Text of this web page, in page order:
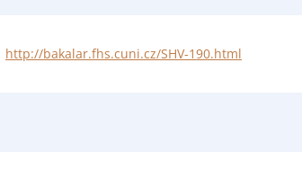
http://bakalar.fhs.cuni.cz/SHV-190.html